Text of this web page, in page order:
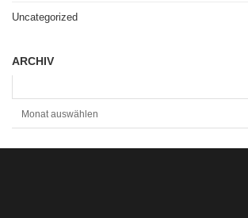
Uncategorized
ARCHIV
C
H